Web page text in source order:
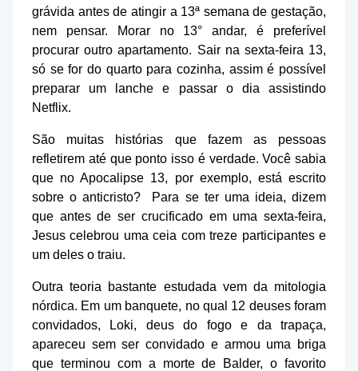
grávida antes de atingir a 13ª semana de gestação,
nem pensar. Morar no 13° andar, é preferível
procurar outro apartamento. Sair na sexta-feira 13,
só se for do quarto para cozinha, assim é possível
preparar um lanche e passar o dia assistindo
Netflix.
São muitas histórias que fazem as pessoas
refletirem até que ponto isso é verdade.Você sabia
que no Apocalipse 13, por exemplo, está escrito
sobre o anticristo? Para se ter uma ideia, dizem
que antes de ser crucificado em uma sexta-feira,
Jesus celebrou uma ceia com treze participantes e
um deles o traiu.
Outra teoria bastante estudada vem da mitologia
nórdica. Em um banquete, no qual 12 deuses foram
convidados, Loki, deus do fogo e da trapaça,
apareceu sem ser convidado e armou uma briga
que terminou com a morte de Balder, o favorito